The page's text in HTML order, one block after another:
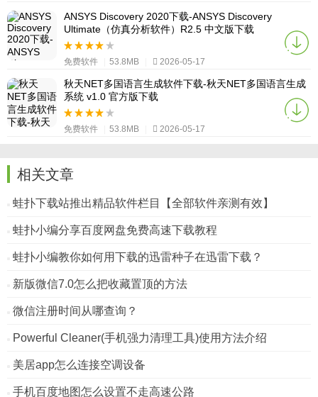
ANSYS Discovery 2020下载-ANSYS Discovery
Ultimate（仿真分析软件）R2.5 中文版下载
免费软件 53.8MB 2026-05-17
秋天NET多国语言生成软件下载-秋天NET多国语言生成
系统 v1.0 官方版下载
免费软件 53.8MB 2026-05-17
相关文章
蛙扑下载站推出精品软件栏目【全部软件亲测有效】
蛙扑小编分享百度网盘免费高速下载教程
蛙扑小编教你如何用下载的迅雷种子在迅雷下载？
新版微信7.0怎么把收藏置顶的方法
微信注册时间从哪查询？
Powerful Cleaner(手机强力清理工具)使用方法介绍
美居app怎么连接空调设备
手机百度地图怎么设置不走高速公路